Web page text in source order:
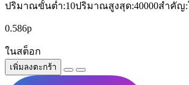
ปริมาณขั้นต่ำ:10ปริมาณสูงสุด:40000สำคัญ:
0.586р
ในสต็อก
เพิ่มลงตะกร้า